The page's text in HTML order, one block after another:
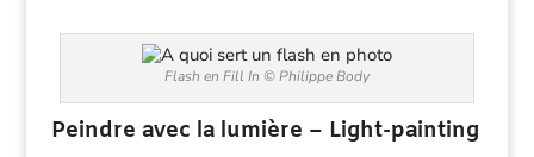
Flash en Fill In © Philippe Body
Peindre avec la lumière – Light-painting